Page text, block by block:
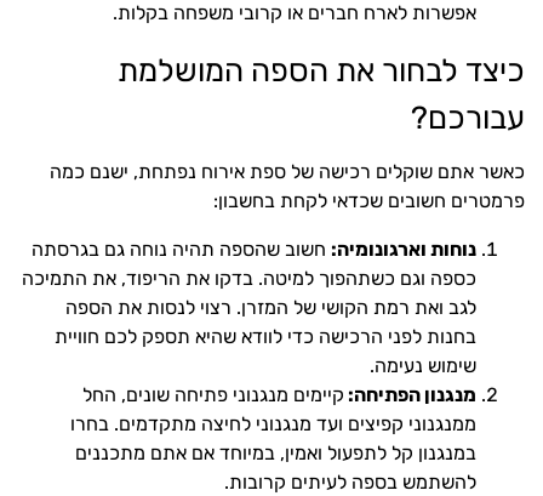
אפשרות לארח חברים או קרובי משפחה בקלות.
כיצד לבחור את הספה המושלמת
עבורכם?
כאשר אתם שוקלים רכישה של ספת אירוח נפתחת, ישנם כמה
פרמטרים חשובים שכדאי לקחת בחשבון:
נוחות וארגונומיה: חשוב שהספה תהיה נוחה גם בגרסתה
כספה וגם כשתהפוך למיטה. בדקו את הריפוד, את התמיכה
לגב ואת רמת הקושי של המזרן. רצוי לנסות את הספה
בחנות לפני הרכישה כדי לוודא שהיא תספק לכם חוויית
שימוש נעימה.
מנגנון הפתיחה: קיימים מנגנוני פתיחה שונים, החל
ממנגנוני קפיצים ועד מנגנוני לחיצה מתקדמים. בחרו
במנגנון קל לתפעול ואמין, במיוחד אם אתם מתכננים
להשתמש בספה לעיתים קרובות.